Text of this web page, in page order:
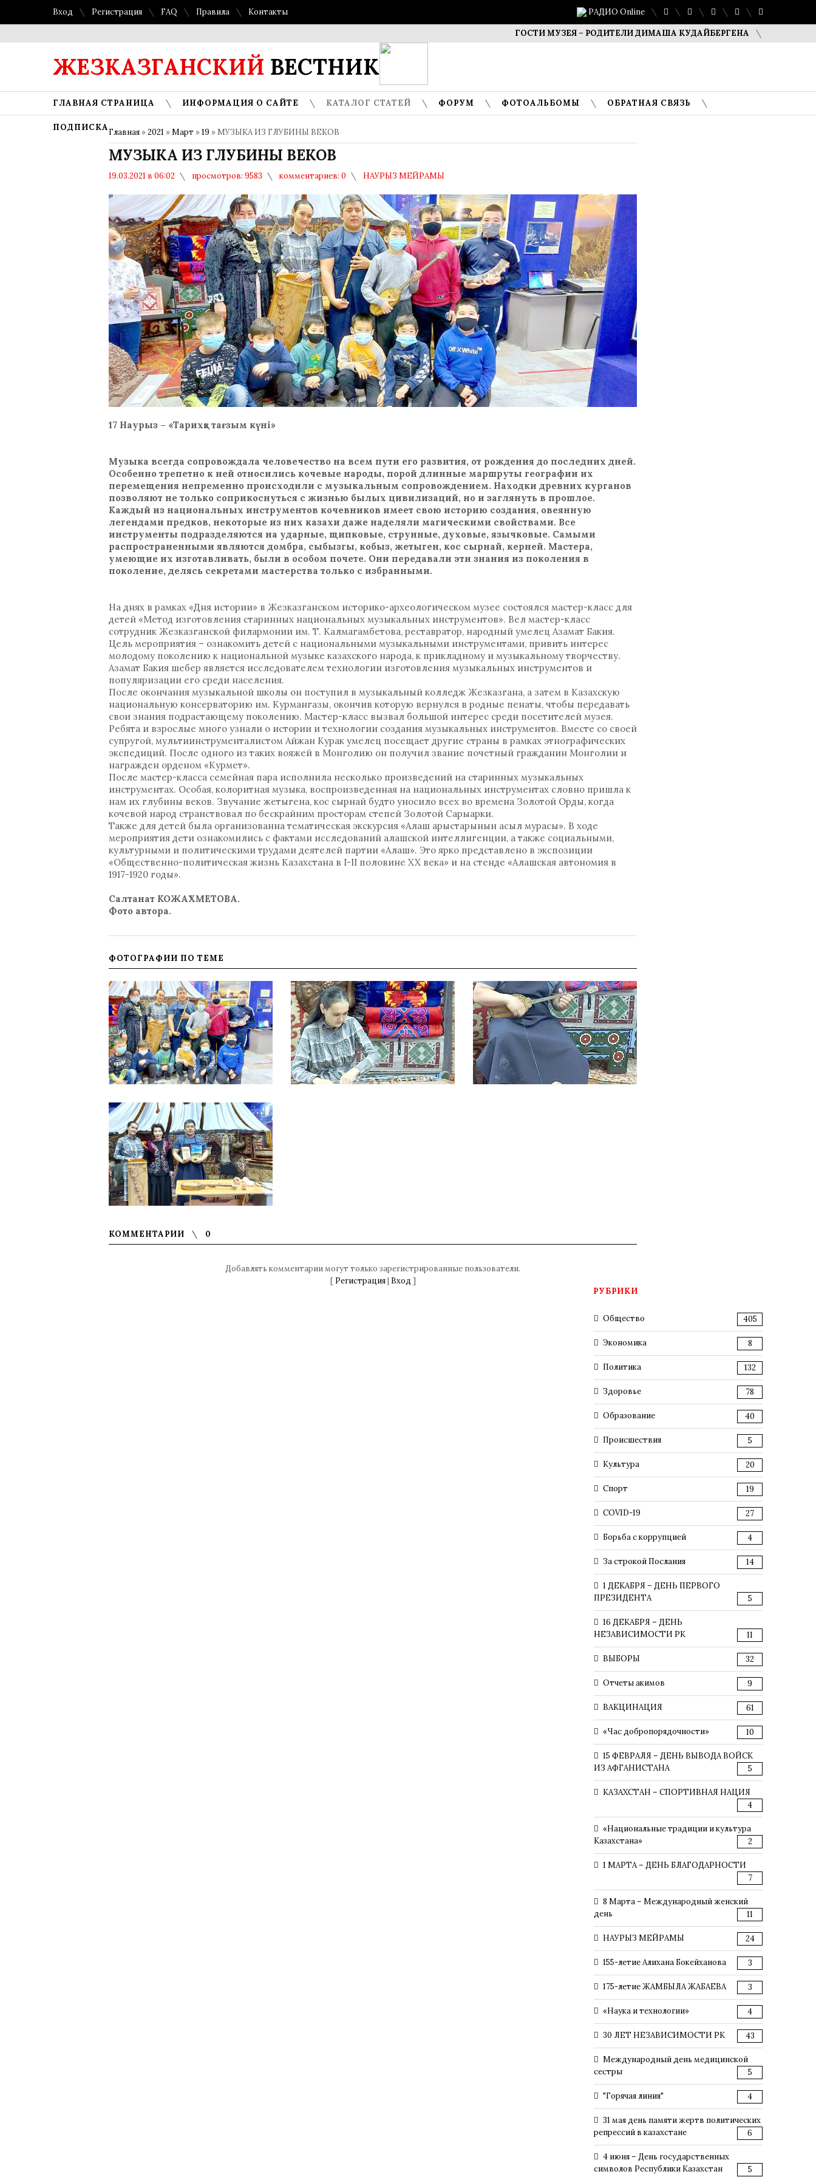
Вход Регистрация FAQ Правила Контакты РАДИО Online
ГОСТИ МУЗЕЯ – РОДИТЕЛИ ДИМАША КУДАЙБЕРГЕНА САФУАН
ЖЕЗКАЗГАНСКИЙ ВЕСТНИК
ГЛАВНАЯ СТРАНИЦА ИНФОРМАЦИЯ О САЙТЕ КАТАЛОГ СТАТЕЙ ФОРУМ ФОТОАЛЬБОМЫ ОБРАТНАЯ СВЯЗЬ
ПОДПИСКАГлавная »2021 »Март »19 » МУЗЫКА ИЗ ГЛУБИНЫ ВЕКОВ
МУЗЫКА ИЗ ГЛУБИНЫ ВЕКОВ
19.03.2021 в 06:02 просмотров: 9583 комментариев: 0 НАУРЫЗ МЕЙРАМЫ
17 Наурыз – «Тарихқа тағзым күні»
Музыка всегда сопровождала человечество на всем пути его развития, от рождения до последних дней.
Особенно трепетно к ней относились кочевые народы, порой длинные маршруты географии их
перемещения непременно происходили с музыкальным сопровождением. Находки древних курганов
позволяют не только соприкоснуться с жизнью былых цивилизаций, но и заглянуть в прошлое.
Каждый из национальных инструментов кочевников имеет свою историю создания, овеянную
легендами предков, некоторые из них казахи даже наделяли магическими свойствами. Все
инструменты подразделяются на ударные, щипковые, струнные, духовые, язычковые. Самыми
распространенными являются домбра, сыбызгы, кобыз, жетыген, кос сырнай, керней. Мастера,
умеющие их изготавливать, были в особом почете. Они передавали эти знания из поколения в
поколение, делясь секретами мастерства только с избранными.
На днях в рамках «Дня истории» в Жезказганском историко-археологическом музее состоялся мастер-класс для
детей «Метод изготовления старинных национальных музыкальных инструментов». Вел мастер-класс
сотрудник Жезказганской филармонии им. Т. Калмагамбетова, реставратор, народный умелец Азамат Бакия.
Цель мероприятия – ознакомить детей с национальными музыкальными инструментами, привить интерес
молодому поколению к национальной музыке казахского народа, к прикладному и музыкальному творчеству.
Азамат Бакия шебер является исследователем технологии изготовления музыкальных инструментов и
популяризации его среди населения.
После окончания музыкальной школы он поступил в музыкальный колледж Жезказгана, а затем в Казахскую
национальную консерваторию им. Курмангазы, окончив которую вернулся в родные пенаты, чтобы передавать
свои знания подрастающему поколению. Мастер-класс вызвал большой интерес среди посетителей музея.
Ребята и взрослые много узнали о истории и технологии создания музыкальных инструментов. Вместе со своей
супругой, мультиинструменталистом Айжан Курак умелец посещает другие страны в рамках этнографических
экспедиций. После одного из таких вояжей в Монголию он получил звание почетный гражданин Монголии и
награжден орденом «Курмет».
После мастер-класса семейная пара исполнила несколько произведений на старинных музыкальных
инструментах. Особая, колоритная музыка, воспроизведенная на национальных инструментах словно пришла к
нам их глубины веков. Звучание жетыгена, кос сырнай будто уносило всех во времена Золотой Орды, когда
кочевой народ странствовал по бескрайним просторам степей Золотой Сарыарки.
Также для детей была организованна тематическая экскурсия «Алаш арыстарынын асыл мурасы». В ходе
мероприятия дети ознакомились с фактами исследований алашской интеллигенции, а также социальными,
культурными и политическими трудами деятелей партии «Алаш». Это ярко представлено в экспозиции
«Общественно-политическая жизнь Казахстана в I-II половине XX века» и на стенде «Алашская автономия в
1917-1920 годы».
Салтанат КОЖАХМЕТОВА.
Фото автора.
ФОТОГРАФИИ ПО ТЕМЕ
КОММЕНТАРИИ 0
Добавлять комментарии могут только зарегистрированные пользователи.
[ Регистрация| Вход ]
РУБРИКИ
Общество 405
Экономика 8
Политика 132
Здоровье 78
Образование 40
Происшествия 5
Культура 20
Спорт 19
COVID-19 27
Борьба с коррупцией 4
За строкой Послания 14
1 ДЕКАБРЯ – ДЕНЬ ПЕРВОГО
ПРЕЗИДЕНТА
5
16 ДЕКАБРЯ – ДЕНЬ
НЕЗАВИСИМОСТИ РК
11
ВЫБОРЫ 32
Отчеты акимов 9
ВАКЦИНАЦИЯ 61
«Час добропорядочности» 10
15 ФЕВРАЛЯ – ДЕНЬ ВЫВОДА ВОЙСК
ИЗ АФГАНИСТАНА
5
КАЗАХСТАН – СПОРТИВНАЯ НАЦИЯ
4
«Национальные традиции и культура
Казахстана»
2
1 МАРТА – ДЕНЬ БЛАГОДАРНОСТИ
7
8 Марта – Международный женский
день
11
НАУРЫЗ МЕЙРАМЫ 24
155-летие Алихана Бокейханова 3
175-летие ЖАМБЫЛА ЖАБАЕВА 3
«Наука и технологии» 4
30 ЛЕТ НЕЗАВИСИМОСТИ РК 43
Международный день медицинской
сестры
5
"Горячая линия" 4
31 мая день памяти жертв политических
репрессий в казахстане
6
4 июня – День государственных
символов Республики Казахстан
5